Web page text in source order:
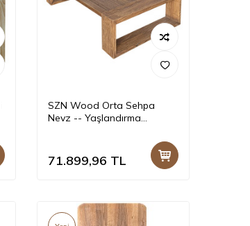
SZN Wood Orta Sehpa
Nevz -- Yaşlandırma
71.899,96 TL